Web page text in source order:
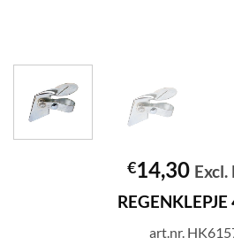
€14,30 Excl.
art.nr.